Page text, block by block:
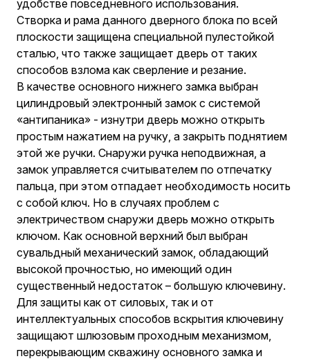
удобстве повседневного использования.
Створка и рама данного дверного блока по всей
плоскости защищена специальной пулестойкой
сталью, что также защищает дверь от таких
способов взлома как сверление и резание.
В качестве основного нижнего замка выбран
цилиндровый электронный замок с системой
«антипаника» - изнутри дверь можно открыть
простым нажатием на ручку, а закрыть поднятием
этой же ручки. Снаружи ручка неподвижная, а
замок управляется считывателем по отпечатку
пальца, при этом отпадает необходимость носить
с собой ключ. Но в случаях проблем с
электричеством снаружи дверь можно открыть
ключом. Как основной верхний был выбран
сувальдный механический замок, обладающий
высокой прочностью, но имеющий один
существенный недостаток – большую ключевину.
Для защиты как от силовых, так и от
интеллектуальных способов вскрытия ключевину
защищают шлюзовым проходным механизмом,
перекрывающим скважину основного замка и